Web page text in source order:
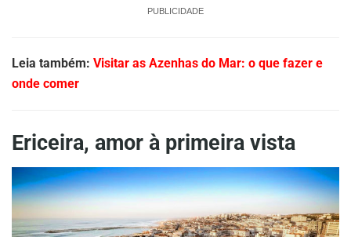
PUBLICIDADE
Leia também: Visitar as Azenhas do Mar: o que fazer e
onde comer
Ericeira, amor à primeira vista